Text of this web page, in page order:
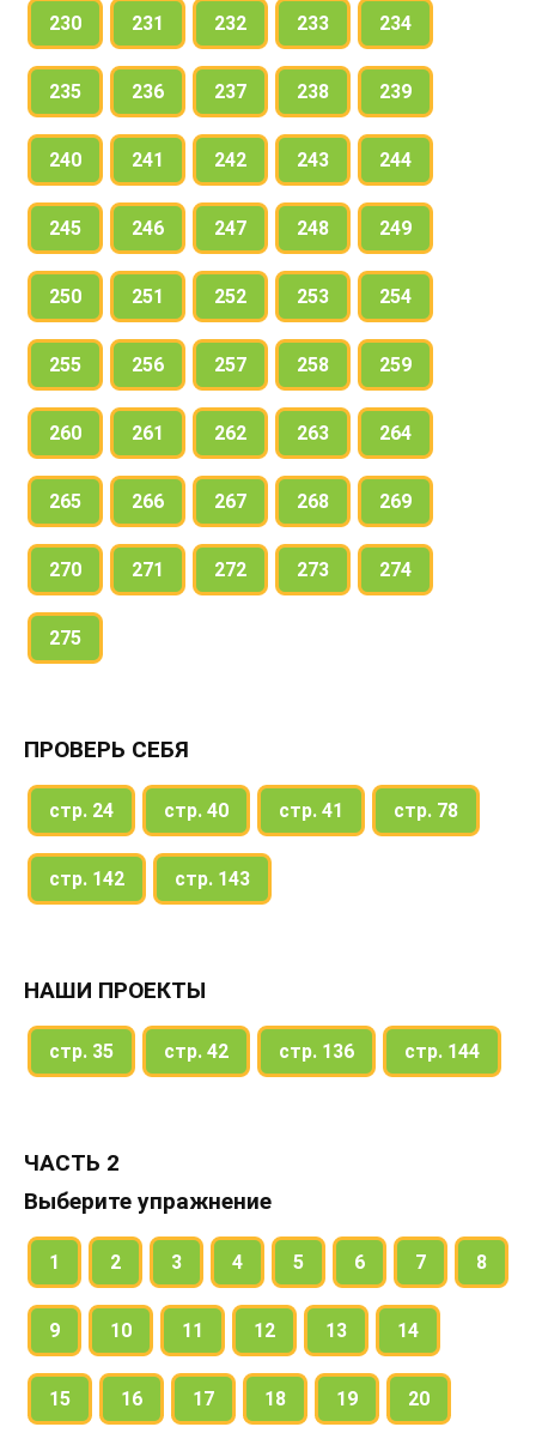
230 231 232 233 234
235 236 237 238 239
240 241 242 243 244
245 246 247 248 249
250 251 252 253 254
255 256 257 258 259
260 261 262 263 264
265 266 267 268 269
270 271 272 273 274
275
ПРОВЕРЬ СЕБЯ
стр. 24 стр. 40 стр. 41 стр. 78
стр. 142 стр. 143
НАШИ ПРОЕКТЫ
стр. 35 стр. 42 стр. 136 стр. 144
ЧАСТЬ 2
Выберите упражнение
1 2 3 4 5 6 7 8
9 10 11 12 13 14
15 16 17 18 19 20